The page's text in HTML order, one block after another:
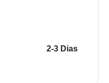
2-3 Dias